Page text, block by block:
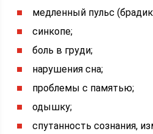
медленный пульс
синкопе;
боль в груди;
нарушения сна;
проблемы с памятью;
одышку;
спутанность сознания,